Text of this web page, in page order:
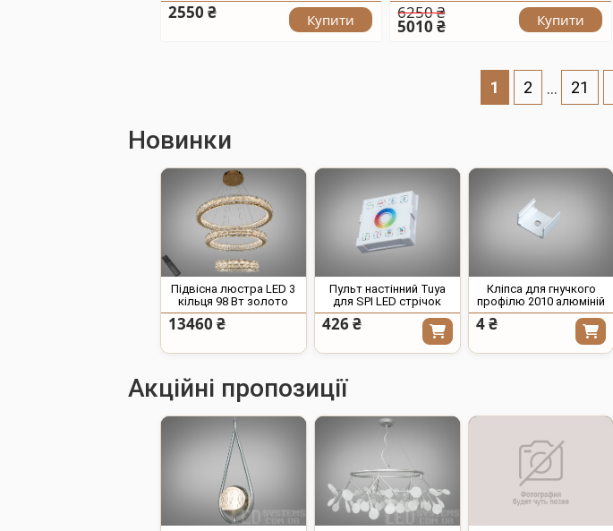
2550 ₴ Купити 6250 ₴
5010 ₴ Купити
1 2 21
Новинки
Підвісна люстра LED 3
кільця 98 Вт золото
13460 ₴
Пульт настінний Tuya
для SPI LED стрічок
426 ₴
Кліпса для гнучкого
профілю 2010 алюміній
4 ₴
Акційні пропозиції